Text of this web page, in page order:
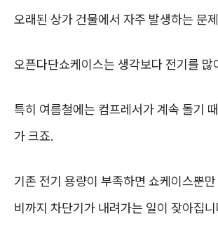
오래된 상가 건물에서 자주 발생하는 문
오픈다단쇼케이스는 생각보다 전기를 많
특히 여름철에는 컴프레서가 계속 돌기
가 크죠.
기존 전기 용량이 부족하면 쇼케이스뿐
비까지 차단기가 내려가는 일이 잦아집니